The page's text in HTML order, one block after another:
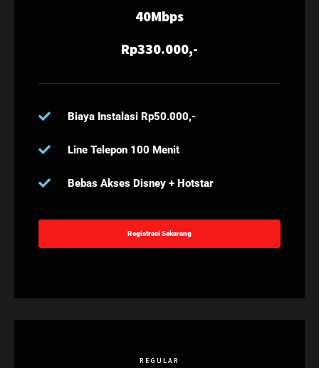
40Mbps
Rp330.000,-
Biaya Instalasi Rp50.000,-
Line Telepon 100 Menit
Bebas Akses Disney + Hotstar
Registrasi Sekarang
REGULAR